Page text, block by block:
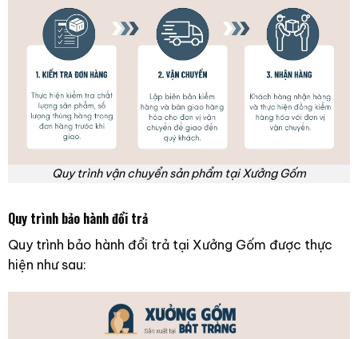
Quy trình vận chuyển sản phẩm tại Xưởng Gốm
Quy trình bảo hành đổi trả
Quy trình bảo hành đổi trả tại Xưởng Gốm được thực
hiện như sau: